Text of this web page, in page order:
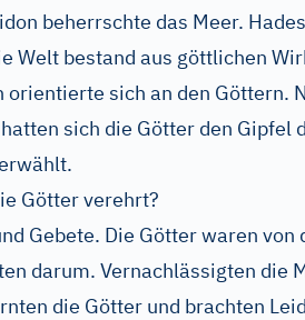
beherrschte das Meer.
Welt bestand aus göttlichen
orientierte sich an den Göttern.
sich die Götter den Gipfel
Götter verehrt?
Gebete. Die Götter waren von
darum. Vernachlässigten die
die Götter und brachten